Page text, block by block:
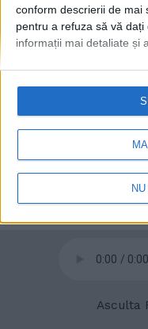
conform descrierii de mai
pentru a refuza să vă
informații mai detaliate și
retrageți consimțământul
și făcând clic pe butonul
paginii web.
Radio TOP Suceava
Asculta